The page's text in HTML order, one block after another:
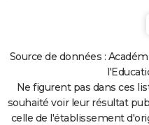
Source de données :
Ne figurent pas dans ces
souhaité voir leur résultat
celle de l'établissement